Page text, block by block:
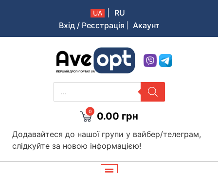
UA
RU
Вхід / Реєстрація
Акаунт
Aveopt – оптова дропшипінг платформа в Україні
PRODUCTS
SEARCH
0 0.00 грн
Додавайтеся до нашої групи у вайбер/телеграм,
слідкуйте за новою інформацією!